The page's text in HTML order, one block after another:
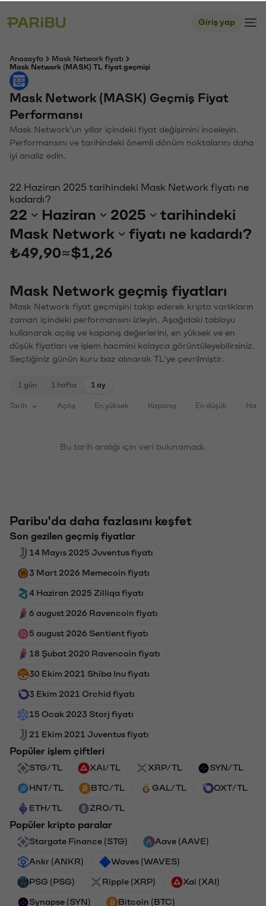
Giriş yap
Anasayfa
Mask Network fiyatı
Mask Network (MASK) TL fiyat geçmişi
Mask Network (MASK) Geçmiş Fiyat
Performansı
Mask Network'un yıllar içindeki fiyat değişimini inceleyin.
Performansını ve tarihindeki önemli dönüm noktalarını daha
iyi analiz edin.
22 Haziran 2025 tarihindeki Mask Network fiyatı ne
kadardı?
22 Haziran 2025
tarihindeki
Mask Network
fiyatı ne kadardı?
₺49,90≈$1,26
Mask Network geçmiş fiyatları
Mask Network fiyat geçmişini takip ederek kripto varlıkların
zaman içindeki performansını izleyin. Aşağıdaki tabloyu
kullanarak açılış ve kapanış değerlerini, en yüksek ve en
düşük fiyatları ve işlem hacmini kolayca görüntüleyebilirsiniz.
Seçtiğiniz günün kuru baz alınarak TL'ye çevrilmiştir.
1 gün 1 hafta 1 ay
Tarih Açılış En yüksek Kapanış En düşük
Bu tarih aralığı için veri bulunamadı.
Paribu'da daha fazlasını keşfet
Son gezilen geçmiş fiyatlar
14 Mayıs 2025 Juventus fiyatı
3 Mart 2026 Memecoin fiyatı
4 Haziran 2025 Zilliqa fiyatı
6 august 2026 Ravencoin fiyatı
5 august 2026 Sentient fiyatı
18 Şubat 2020 Ravencoin fiyatı
30 Ekim 2021 Shiba Inu fiyatı
3 Ekim 2021 Orchid fiyatı
15 Ocak 2023 Storj fiyatı
21 Ekim 2021 Juventus fiyatı
Popüler işlem çiftleri
STG/TL XAI/TL XRP/TL SYN/TL
HNT/TL BTC/TL GAL/TL OXT/TL
ETH/TL ZRO/TL
Popüler kripto paralar
Stargate Finance (STG) Aave (AAVE)
Ankr (ANKR) Waves (WAVES)
PSG (PSG) Ripple (XRP) Xai (XAI)
Synapse (SYN) Bitcoin (BTC)